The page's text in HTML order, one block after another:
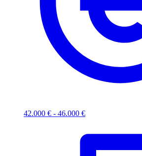
42.000 € - 46.000 €